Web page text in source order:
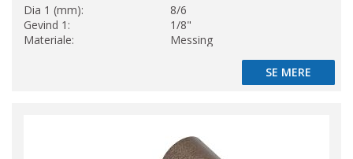
Dia 1 (mm):
8/6
Gevind 1:
1/8"
Materiale:
Messing
SE MERE
SE MERE